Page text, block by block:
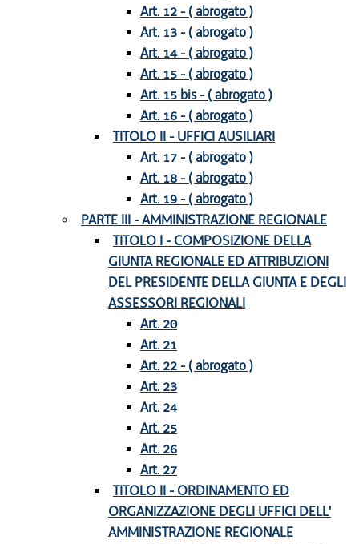
Art. 12 - ( abrogato )
Art. 13 - ( abrogato )
Art. 14 - ( abrogato )
Art. 15 - ( abrogato )
Art. 15 bis - ( abrogato )
Art. 16 - ( abrogato )
TITOLO II - UFFICI AUSILIARI
Art. 17 - ( abrogato )
Art. 18 - ( abrogato )
Art. 19 - ( abrogato )
PARTE III - AMMINISTRAZIONE REGIONALE
TITOLO I - COMPOSIZIONE DELLA
GIUNTA REGIONALE ED ATTRIBUZIONI
DEL PRESIDENTE DELLA GIUNTA E DEGLI
ASSESSORI REGIONALI
Art. 20
Art. 21
Art. 22 - ( abrogato )
Art. 23
Art. 24
Art. 25
Art. 26
Art. 27
TITOLO II - ORDINAMENTO ED
ORGANIZZAZIONE DEGLI UFFICI DELL'
AMMINISTRAZIONE REGIONALE